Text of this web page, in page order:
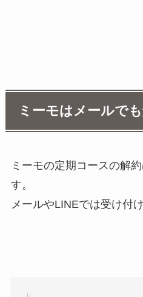
ミーモはメールで
ミーモの定期コースの解
す。
メールやLINEでは受け付